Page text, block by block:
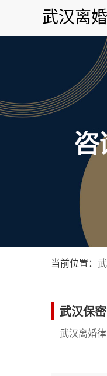
武汉离
当前位置：
武汉保
武汉离婚